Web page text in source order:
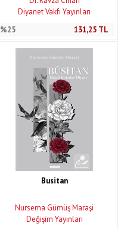
Diyanet Vakfı Yayınları
%25
131,25 TL
Busitan
Nursema Gümüş Maraşi
Değişim Yayınları